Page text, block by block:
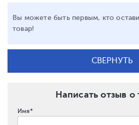
Вы можете быть первым, кто
товар!
СВЕРНУТЬ
Написать отзыв о
Имя*